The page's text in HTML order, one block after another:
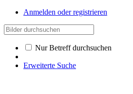
Anmelden oder registrieren
Nur Betreff durchsuchen
Erweiterte Suche